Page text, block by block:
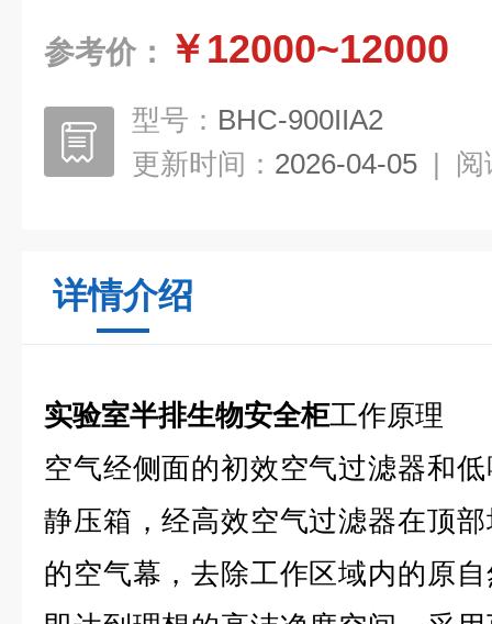
参考价： ￥12000~12000
型号： BHC-900IIA2
更新时间： 2026-04-05 | 阅
详情介绍
实验室半排生物安全柜工作原理
空气经侧面的初效空气过滤器和
静压箱，经高效空气过滤器在顶
的空气幕，去除工作区域内的原